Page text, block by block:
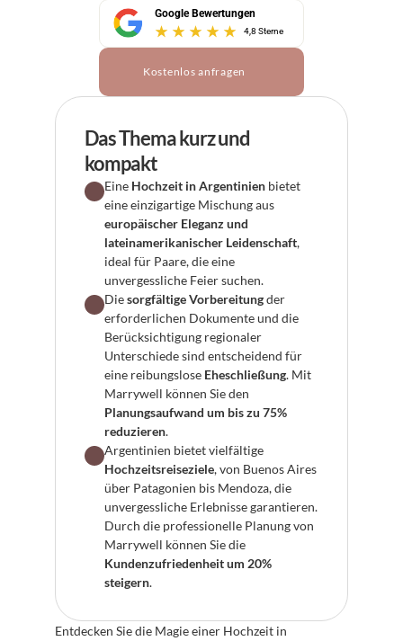
Google Bewertungen
4,8 Sterne
Kostenlos anfragen
Das Thema kurz und
kompakt
Eine Hochzeit in Argentinien bietet
europäischer Eleganz und
lateinamerikanischer Leidenschaft,
ideal für Paare, die eine
unvergessliche Feier suchen.
Die sorgfältige Vorbereitung der
erforderlichen Dokumente und die
Berücksichtigung regionaler
Unterschiede sind entscheidend für
eine reibungslose Eheschließung. Mit
Planungsaufwand um bis zu 75%
reduzieren.
Hochzeitsreiseziele, von Buenos Aires
über Patagonien bis Mendoza, die
unvergessliche Erlebnisse garantieren.
Durch die professionelle Planung von
Kundenzufriedenheit um 20%
steigern.
Entdecken Sie die Magie einer Hochzeit in